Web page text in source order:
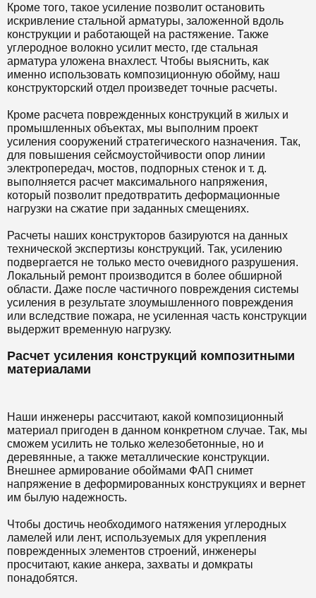
Кроме того, такое усиление позволит остановить
искривление стальной арматуры, заложенной вдоль
конструкции и работающей на растяжение. Также
углеродное волокно усилит место, где стальная
арматура уложена внахлест. Чтобы выяснить, как
именно использовать композиционную обойму, наш
конструкторский отдел произведет точные расчеты.
Кроме расчета поврежденных конструкций в жилых и
промышленных объектах, мы выполним проект
усиления сооружений стратегического назначения. Так,
для повышения сейсмоустойчивости опор линии
электропередач, мостов, подпорных стенок и т. д.
выполняется расчет максимального напряжения,
который позволит предотвратить деформационные
нагрузки на сжатие при заданных смещениях.
Расчеты наших конструкторов базируются на данных
технической экспертизы конструкций. Так, усилению
подвергается не только место очевидного разрушения.
Локальный ремонт производится в более обширной
области. Даже после частичного повреждения системы
усиления в результате злоумышленного повреждения
или вследствие пожара, не усиленная часть конструкции
выдержит временную нагрузку.
Расчет усиления конструкций композитными
материалами
Наши инженеры рассчитают, какой композиционный
материал пригоден в данном конкретном случае. Так, мы
сможем усилить не только железобетонные, но и
деревянные, а также металлические конструкции.
Внешнее армирование обоймами ФАП снимет
напряжение в деформированных конструкциях и вернет
им былую надежность.
Чтобы достичь необходимого натяжения углеродных
ламелей или лент, используемых для укрепления
поврежденных элементов строений, инженеры
просчитают, какие анкера, захваты и домкраты
понадобятся.